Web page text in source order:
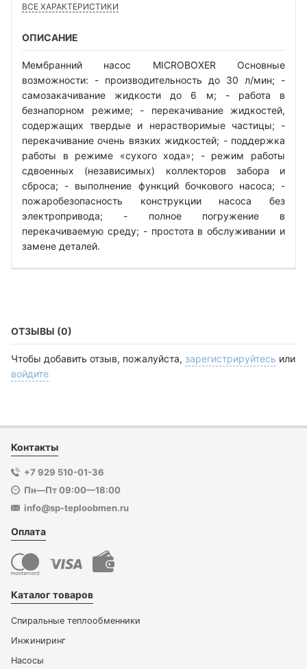
ВСЕ ХАРАКТЕРИСТИКИ
ОПИСАНИЕ
Мембранний насос MICROBOXER Основные
возможности: - производительность до 30 л/мин; -
самозакачивание жидкости до 6 м; - работа в
безнапорном режиме; - перекачивание жидкостей,
содержащих твердые и нерастворимые частицы; -
перекачивание очень вязких жидкостей; - поддержка
работы в режиме «сухого хода»; - режим работы
сдвоенных (независимых) коллекторов забора и
сброса; - выполнение функций бочкового насоса; -
пожаробезопасность конструкции насоса без
электропривода; - полное погружение в
перекачиваемую среду; - простота в обслуживании и
замене деталей.
ОТЗЫВЫ (0)
Чтобы добавить отзыв, пожалуйста, зарегистрируйтесь или
войдите
Контакты
+7 929 510-01-36
Пн—Пт 09:00—18:00
info@sp-teploobmen.ru
Оплата
Каталог товаров
Спиральные теплообменники
Инжиниринг
Насосы